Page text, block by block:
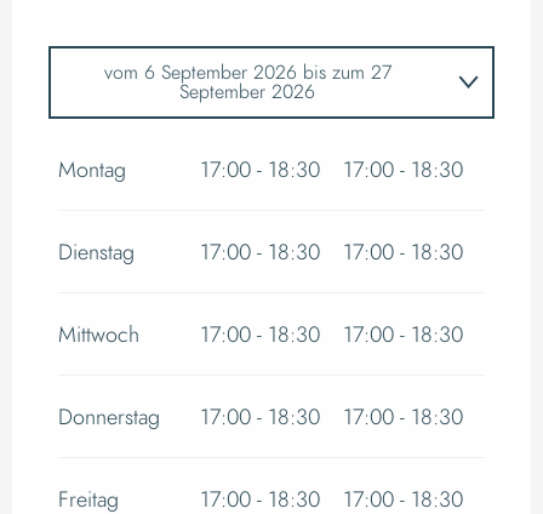
vom 6 September 2026 bis zum 27
September 2026
Montag 17:00 - 18:30 17:00 - 18:30
Dienstag 17:00 - 18:30 17:00 - 18:30
Mittwoch 17:00 - 18:30 17:00 - 18:30
Donnerstag 17:00 - 18:30 17:00 - 18:30
Freitag 17:00 - 18:30 17:00 - 18:30